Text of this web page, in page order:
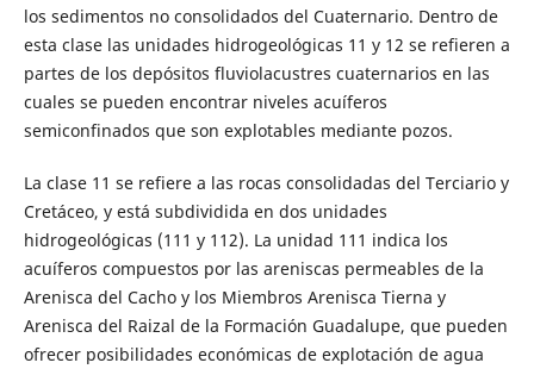
los sedimentos no consolidados del Cuaternario. Dentro de
esta clase las unidades hidrogeológicas 11 y 12 se refieren a
partes de los depósitos fluviolacustres cuaternarios en las
cuales se pueden encontrar niveles acuíferos
semiconfinados que son explotables mediante pozos.
La clase 11 se refiere a las rocas consolidadas del Terciario y
Cretáceo, y está subdividida en dos unidades
hidrogeológicas (111 y 112). La unidad 111 indica los
acuíferos compuestos por las areniscas permeables de la
Arenisca del Cacho y los Miembros Arenisca Tierna y
Arenisca del Raizal de la Formación Guadalupe, que pueden
ofrecer posibilidades económicas de explotación de agua